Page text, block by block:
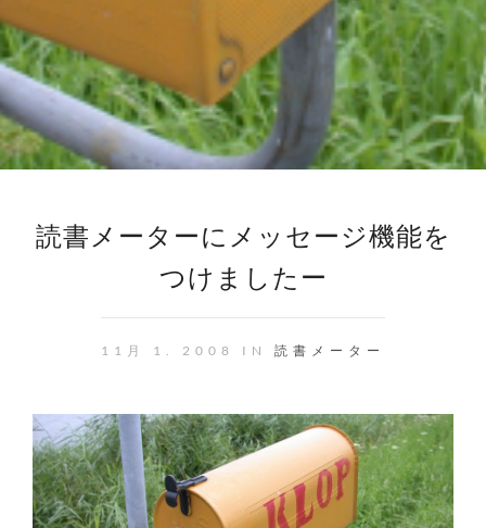
読書メーターにメッセージ機能を
つけましたー
11月 1. 2008 IN 読書メーター